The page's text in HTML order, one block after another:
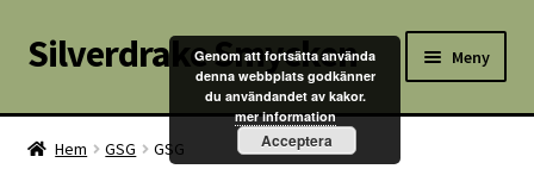
Hoppa
till
Hoppa
till
Silverdrake Smycken Meny
Hem
Hem GSG GSG
Genom att fortsätta använda
denna webbplats godkänner
du användandet av kakor.
mer information
Acceptera